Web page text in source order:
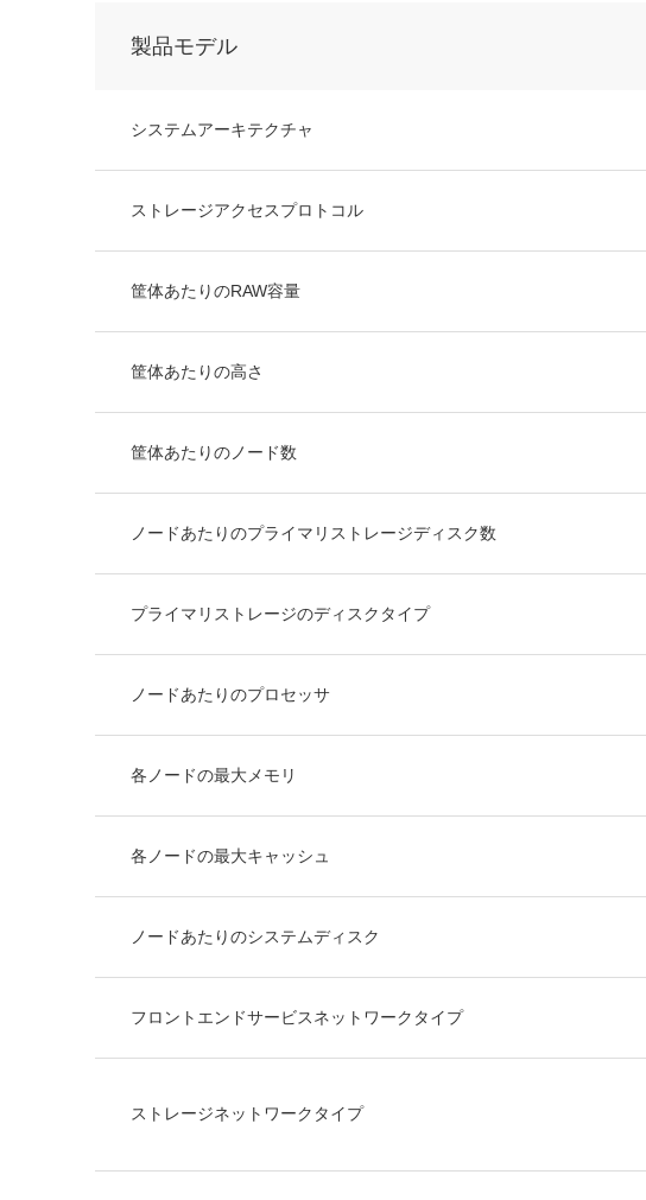
製品モデル
システムアーキテクチャ
ストレージアクセスプロトコル
筐体あたりのRAW容量
筐体あたりの高さ
筐体あたりのノード数
ノードあたりのプライマリストレージディスク数
プライマリストレージのディスクタイプ
ノードあたりのプロセッサ
各ノードの最大メモリ
各ノードの最大キャッシュ
ノードあたりのシステムディスク
フロントエンドサービスネットワークタイプ
ストレージネットワークタイプ